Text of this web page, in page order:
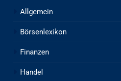
Allgemein
Börsenlexikon
Finanzen
Handel